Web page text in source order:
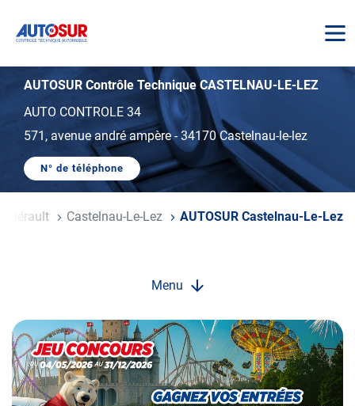
AUTOSUR
AUTOSUR Contrôle Technique CASTELNAU-LE-LEZ
AUTO CONTROLE 34
571, avenue andré ampère-34170 Castelnau-le-lez
N° de téléphone
AFFICHER
TÉLÉPHONE
Hérault Castelnau-Le-Lez AUTOSUR Castelnau-Le-Lez
Menu
Opération
spéciale
Mai
-
Décembre